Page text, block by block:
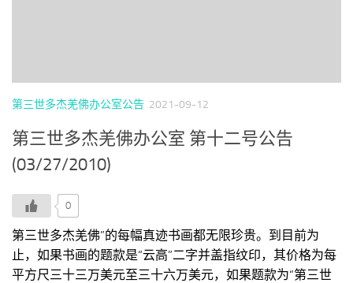
第三世多杰羌佛办公室公告 2021-09-12
第三世多杰羌佛办公室 第十二号公告
(03/27/2010)
0
第三世多杰羌佛”的每幅真迹书画都无限珍贵。到目前为
止，如果书画的题款是“云高”二字并盖指纹印，其价格为每
平方尺三十三万美元至三十六万美元，如果题款为“第三世